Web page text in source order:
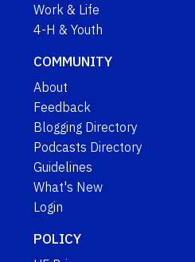
Work & Life
4-H & Youth
COMMUNITY
About
Feedback
Blogging Directory
Podcasts Directory
Guidelines
What's New
Login
POLICY